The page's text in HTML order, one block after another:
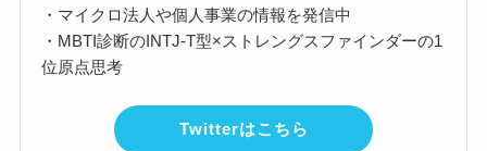
・マイクロ法人や個人事業の情報を発信中
・MBTI診断のINTJ-T型×ストレングスファインダーの1
位原点思考
Twitterはこちら